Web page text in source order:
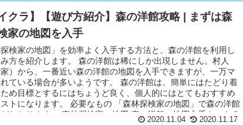
持ってない製図家がいたりなど、取引内容は村人によっても異
す。 補足 村人と取引できる内容は、大きく二つに分類できま
人と取引できる内容 ２種類 全村人共通…全ての村人が職業に
とで必ず取引できるものです。ほとんどのものがこれに属しま
を上げると以下になります。農民レベル１：エメラルド→パ
家レベル１：紙→エメラルド武器屋レ...
イクラ】【遊び方紹介】森の洋館攻略 | まずは森
家の地図を入手
探検家の地図」を効率よく入手する方法と、森の洋館を利用し
方を紹介します。 森の洋館は稀にしか出現しません。村人
家）から、一番近い森の洋館の地図を入手できますが、一万マ
ている場合が多いようです。 森の洋館は、簡単にはたどり着
め目標とするにはちょうど良く、個人的にはとてもおすすめ
トになります。 必要なもの 「森林探検家の地図」で森の洋館
がわかります。 森林探検家の地図 森の洋館の地図入手も、ある
2020.11.04 2020.11.17